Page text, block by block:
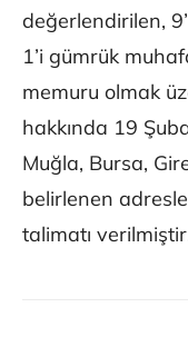
değerlendirilen,
1’i gümrük
memuru olmak
hakkında 19
Muğla, Bursa,
belirlenen
talimatı